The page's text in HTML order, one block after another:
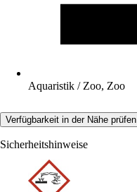
Aquaristik / Zoo, Zoo
Verfügbarkeit in der Nähe prüfen
Sicherheitshinweise